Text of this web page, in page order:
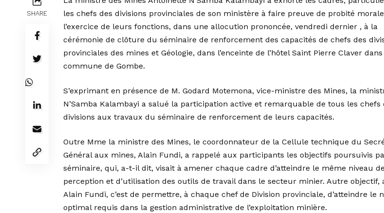
SHARE
les chefs des divisions provinciales de son ministère à faire preuve de probité
l’exercice de leurs fonctions, dans une allocution prononcée, vendredi dernier , à la
cérémonie de clôture du séminaire de renforcement des capacités de chefs des
provinciales des mines et Géologie, dans l’enceinte de l’hôtel Saint Pierre Claver
commune de Gombe.
S’exprimant en présence de M. Godard Motemona, vice-ministre des Mines, la
N’Samba Kalambayi a salué la participation active et remarquable de tous les chefs
divisions aux travaux du séminaire de renforcement de leurs capacités.
Outre Mme la ministre des Mines, le coordonnateur de la Cellule technique du
Général aux mines, Alain Fundi, a rappelé aux participants les objectifs poursuivis
séminaire, qui, a-t-il dit, visait à amener chaque cadre d’atteindre le même niveau de
perception et d’utilisation des outils de travail dans le secteur minier. Autre objectif,
Alain Fundi, c’est de permettre, à chaque chef de Division provinciale, d’atteindre le
optimal requis dans la gestion administrative de l’exploitation minière.